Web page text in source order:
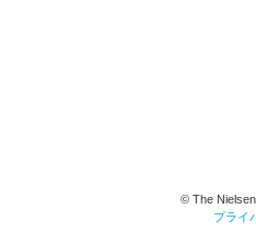
© The
プライ